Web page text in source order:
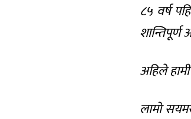
८५ वर्ष
शान्तिपूर्ण
अहिले
लामो